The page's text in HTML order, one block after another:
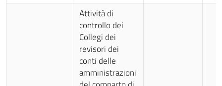
Attività di
controllo dei
Collegi dei
revisori dei
conti delle
amministrazioni